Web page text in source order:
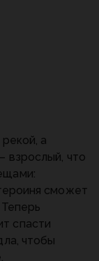
а
взрослый, что
сможет
спасти
чтобы